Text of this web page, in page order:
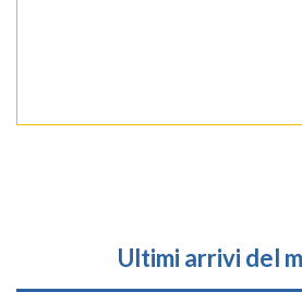
Ultimi arrivi del